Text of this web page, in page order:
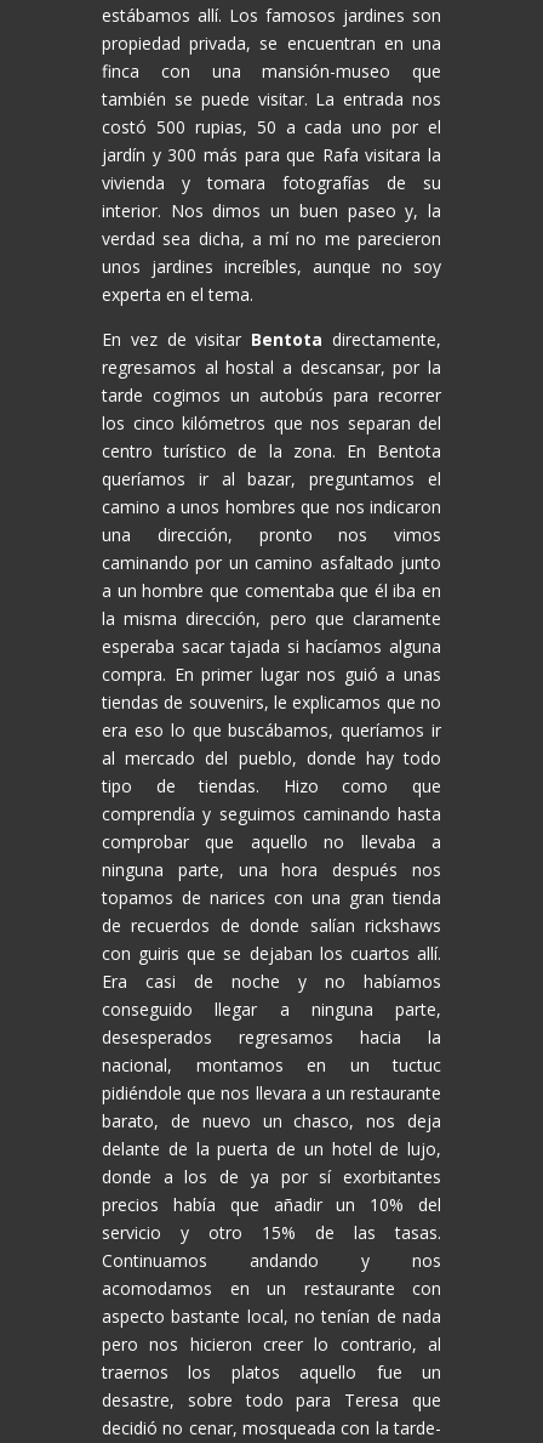
estábamos allí. Los famosos jardines son
propiedad privada, se encuentran en una
finca con una mansión-museo que
también se puede visitar. La entrada nos
costó 500 rupias, 50 a cada uno por el
jardín y 300 más para que Rafa visitara la
vivienda y tomara fotografías de su
interior. Nos dimos un buen paseo y, la
verdad sea dicha, a mí no me parecieron
unos jardines increíbles, aunque no soy
experta en el tema.
En vez de visitar Bentota directamente,
regresamos al hostal a descansar, por la
tarde cogimos un autobús para recorrer
los cinco kilómetros que nos separan del
centro turístico de la zona. En Bentota
queríamos ir al bazar, preguntamos el
camino a unos hombres que nos indicaron
una dirección, pronto nos vimos
caminando por un camino asfaltado junto
a un hombre que comentaba que él iba en
la misma dirección, pero que claramente
esperaba sacar tajada si hacíamos alguna
compra. En primer lugar nos guió a unas
tiendas de souvenirs, le explicamos que no
era eso lo que buscábamos, queríamos ir
al mercado del pueblo, donde hay todo
tipo de tiendas. Hizo como que
comprendía y seguimos caminando hasta
comprobar que aquello no llevaba a
ninguna parte, una hora después nos
topamos de narices con una gran tienda
de recuerdos de donde salían rickshaws
con guiris que se dejaban los cuartos allí.
Era casi de noche y no habíamos
conseguido llegar a ninguna parte,
desesperados regresamos hacia la
nacional, montamos en un tuctuc
pidiéndole que nos llevara a un restaurante
barato, de nuevo un chasco, nos deja
delante de la puerta de un hotel de lujo,
donde a los de ya por sí exorbitantes
precios había que añadir un 10% del
servicio y otro 15% de las tasas.
Continuamos andando y nos
acomodamos en un restaurante con
aspecto bastante local, no tenían de nada
pero nos hicieron creer lo contrario, al
traernos los platos aquello fue un
desastre, sobre todo para Teresa que
decidió no cenar, mosqueada con la tarde-